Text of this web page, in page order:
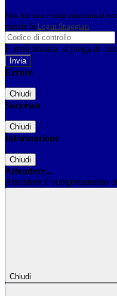
Non hai una e-mail associata al
tramite la Login Spaggiari
E-mail inviata, si prega di
Errore
Chiudi
Successo
Chiudi
Informazione
Chiudi
Attendere...
Attendere il completamento
Chiudi